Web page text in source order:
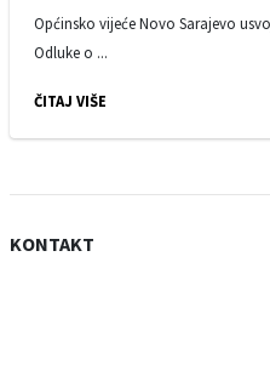
Općinsko vijeće Novo Sarajevo
Odluke o ...
ČITAJ VIŠE
KONTAKT